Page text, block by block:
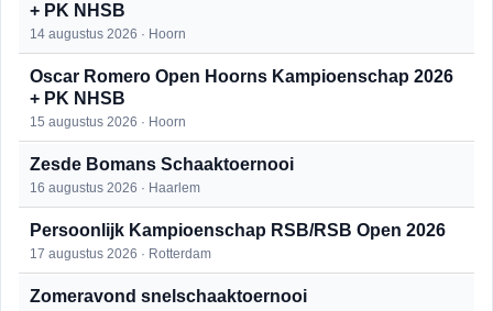
+ PK NHSB
14 augustus 2026 · Hoorn
Oscar Romero Open Hoorns Kampioenschap 2026
+ PK NHSB
15 augustus 2026 · Hoorn
Zesde Bomans Schaaktoernooi
16 augustus 2026 · Haarlem
Persoonlijk Kampioenschap RSB/RSB Open 2026
17 augustus 2026 · Rotterdam
Zomeravond snelschaaktoernooi